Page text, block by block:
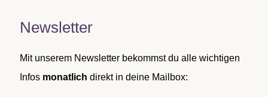
Newsletter
Mit unserem Newsletter bekommst du alle wichtigen
Infos monatlich direkt in deine Mailbox: